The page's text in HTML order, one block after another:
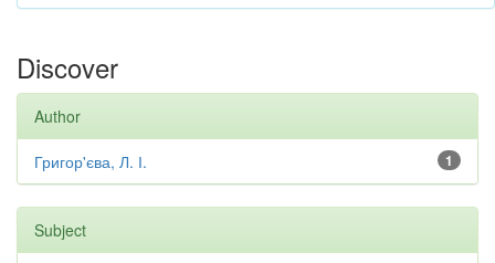
Discover
Author
1
Григор'єва, Л. І.
Subject